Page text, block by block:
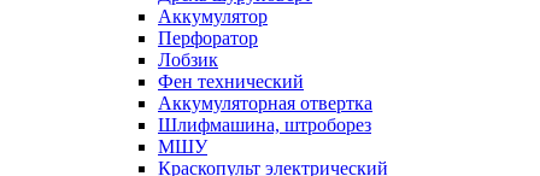
Аккумулятор
Перфоратор
Лобзик
Фен технический
Аккумуляторная отвертка
Шлифмашина, штроборез
МШУ
Краскопульт электрический